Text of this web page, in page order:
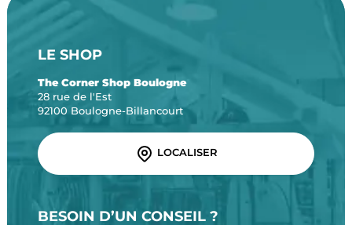
LE SHOP
The Corner Shop Boulogne
28 rue de l'Est
92100 Boulogne-Billancourt
LOCALISER
BESOIN D’UN CONSEIL ?